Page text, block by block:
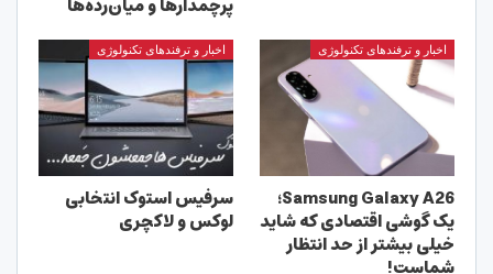
اخبار و ترفندهای تکنولوژی
Samsung Galaxy A26؛
یک گوشی اقتصادی که شاید
خیلی بیشتر از حد انتظار
شماست!
اخبار و ترفندهای تکنولوژی
سرفیس استوک انتخابی
لوکس و لاکچری